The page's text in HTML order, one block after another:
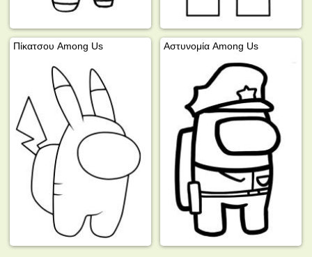
Πίκατσου Among Us Αστυνομία Among Us